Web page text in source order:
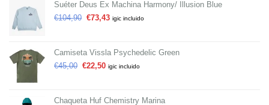
Suéter Deus Ex Machina Harmony/ Illusion Blue
€104,90 €73,43 igic incluido
Camiseta Vissla Psychedelic Green
€45,00 €22,50 igic incluido
Chaqueta Huf Chemistry Marina